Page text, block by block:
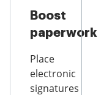
Boost
paperwork
Place
electronic
signatures